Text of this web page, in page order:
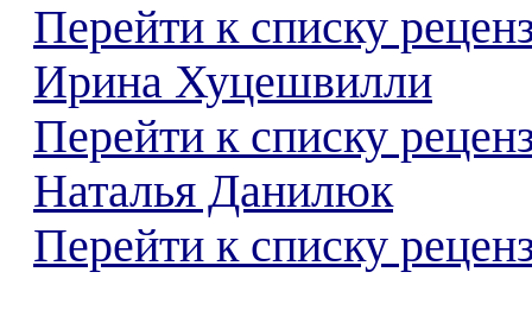
Перейти к списку
Ирина Хуцешвилли
Перейти к списку
Наталья Данилюк
Перейти к списку